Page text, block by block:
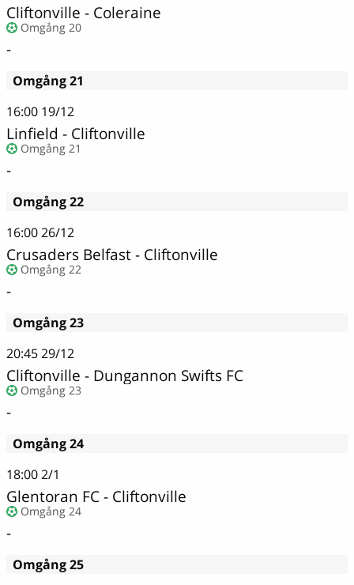
Cliftonville - Coleraine
Omgång 20
-
Omgång 21
16:00 19/12
Linfield - Cliftonville
Omgång 21
-
Omgång 22
16:0026/12
Crusaders Belfast - Cliftonville
Omgång 22
-
Omgång 23
20:4529/12
Cliftonville - Dungannon Swifts FC
Omgång 23
-
Omgång 24
18:002/1
Glentoran FC - Cliftonville
Omgång 24
-
Omgång 25